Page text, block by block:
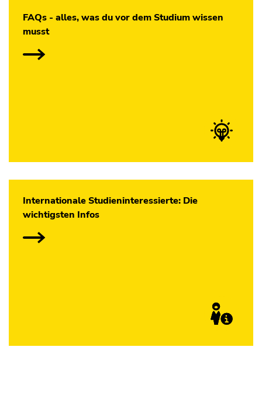
FAQs - alles, was du vor dem Studium wissen
musst
Internationale Studieninteressierte: Die
wichtigsten Infos